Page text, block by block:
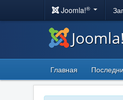
Joomla!®
Главная